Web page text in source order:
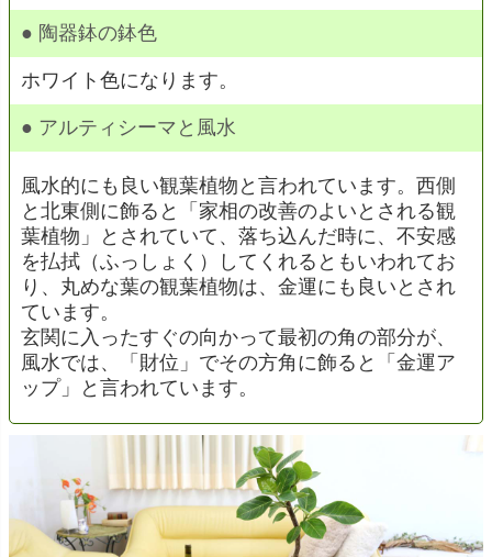
● 陶器鉢の鉢色
ホワイト色になります。
● アルティシーマと風水
風水的にも良い観葉植物と言われています。西側
と北東側に飾ると「家相の改善のよいとされる観
葉植物」とされていて、落ち込んだ時に、不安感
を払拭（ふっしょく）してくれるともいわれてお
り、丸めな葉の観葉植物は、金運にも良いとされ
ています。
玄関に入ったすぐの向かって最初の角の部分が、
風水では、「財位」でその方角に飾ると「金運ア
ップ」と言われています。